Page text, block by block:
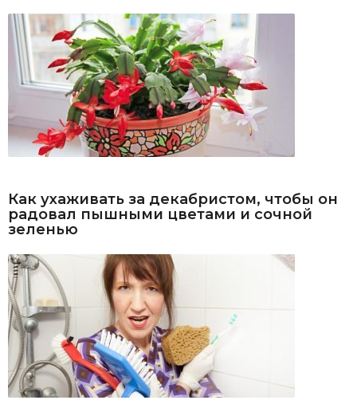
Как ухаживать за декабристом, чтобы он
радовал пышными цветами и сочной
зеленью